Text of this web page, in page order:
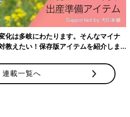
は！宮瀬とまとです。 7歳の三つ子の
をしてます！ 三つ子たちとてんやわん
過ごしております♪ 夏ですね。毎日
ね。入園前のお話です。 公園の噴水や
びスポットで遊ぶ子ども達ってとても
ですよね。三つ子たちも連れて行って
ょっと悲し
ちゃったお話です。
までのお話はこちら
さん。
夫は単身赴任でワンオペ！手も足りな
りない！さあどうしよう！
らなんとか三つ子育児中☆
化は多岐にわたります。そんなマイナ
教えたい！保存版アイテムを紹介しま
連載一覧へ